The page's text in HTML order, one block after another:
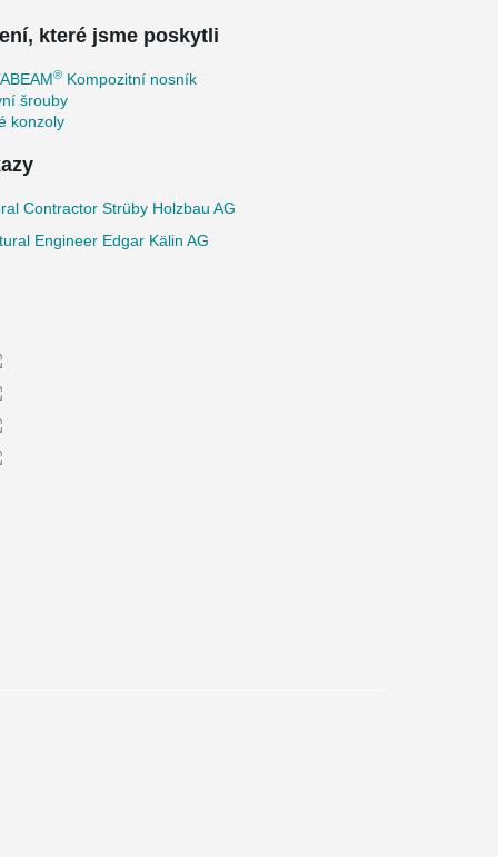
které jsme poskytli
® Kompozitní nosník
šrouby
konzoly
Contractor Strüby Holzbau AG
Engineer Edgar Kälin AG